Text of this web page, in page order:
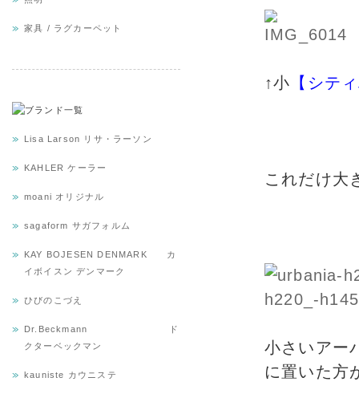
家具 / ラグカーペット
Lisa Larson リサ・ラーソン
KAHLER ケーラー
moani オリジナル
sagaform サガフォルム
KAY BOJESEN DENMARK カ
イボイスン デンマーク
ひびのこづえ
Dr.Beckmann ド
クターベックマン
kauniste カウニステ
↑小 【シテ
これだけ大
小さいアー
に置いた方